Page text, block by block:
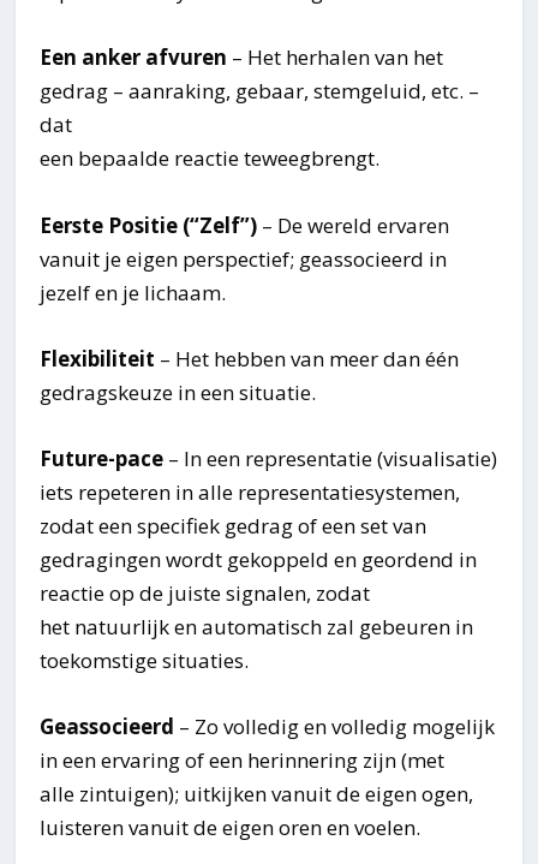
Een anker afvuren – Het herhalen van het
gedrag – aanraking, gebaar, stemgeluid, etc. –
dat
een bepaalde reactie teweegbrengt.
Eerste Positie (“Zelf”) – De wereld ervaren
vanuit je eigen perspectief; geassocieerd in
jezelf en je lichaam.
Flexibiliteit – Het hebben van meer dan één
gedragskeuze in een situatie.
Future-pace – In een representatie (visualisatie)
iets repeteren in alle representatiesystemen,
zodat een specifiek gedrag of een set van
gedragingen wordt gekoppeld en geordend in
reactie op de juiste signalen, zodat
het natuurlijk en automatisch zal gebeuren in
toekomstige situaties.
Geassocieerd – Zo volledig en volledig mogelijk
in een ervaring of een herinnering zijn (met
alle zintuigen); uitkijken vanuit de eigen ogen,
luisteren vanuit de eigen oren en voelen.